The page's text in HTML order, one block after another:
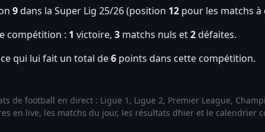
9dans la Super Lig 25/26 (position 12 pour les matchs
compétition : 1 victoire, 3 matchs nuls et2défaites.
ce qui lui fait un total de6 points dans cette compétition.
de football en direct : Ligue 1, Ligue 2, Premier League,
en live, les matchs du jour, les résultats dhier et le calendrier